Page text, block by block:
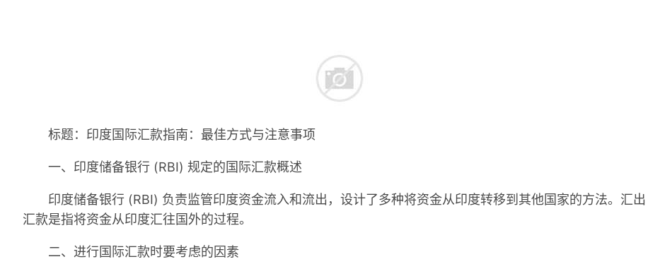
标题：印度国际汇款指南：最佳方式与注意事项
一、印度储备银行 (RBI) 规定的国际汇款概述
印度储备银行 (RBI) 负责监管印度资金流入和流出，设计了多种将资金从印度转移到其他国家的方法。汇出
汇款是指将资金从印度汇往国外的过程。
二、进行国际汇款时要考虑的因素